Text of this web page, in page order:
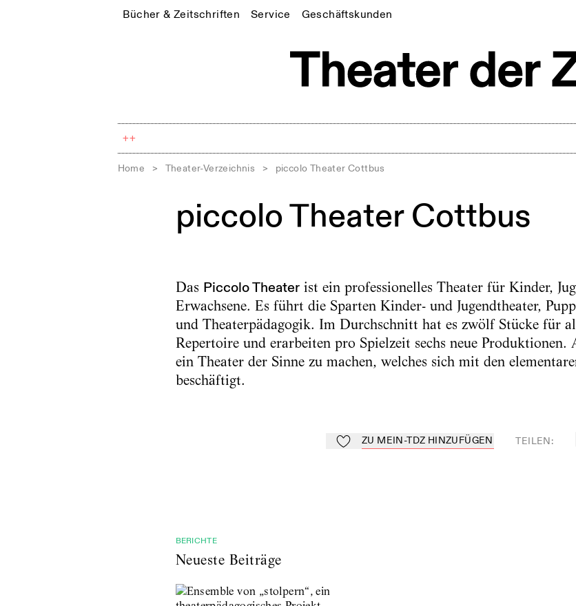
Bücher & Zeitschriften Service Geschäftskunden
++
Home > Theater-Verzeichnis > piccolo Theater Cottbus
piccolo Theater Cottbus
Das Piccolo Theaterist ein professionelles Theater für Kinder,
Erwachsene. Es führt die Sparten Kinder- und Jugendtheater,
und Theaterpädagogik. Im Durchschnitt hat es zwölf Stücke für
Repertoire und erarbeiten pro Spielzeit sechs neue Produktionen.
ein Theater der Sinne zu machen, welches sich mit den
beschäftigt.
Zu Mein-TdZ hinzufügen
ZU MEIN-TDZ HINZUFÜGEN TEILEN:
BERICHTE
Neueste Beiträge